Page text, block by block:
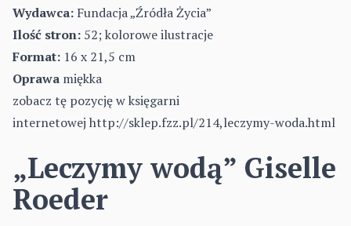
Wydawca: Fundacja „Źródła Życia”
Ilość stron: 52; kolorowe ilustracje
Format: 16 x 21,5 cm
Oprawa miękka
zobacz tę pozycję w księgarni
internetowej http://sklep.fzz.pl/214,leczymy-woda.html
„Leczymy wodą” Giselle
Roeder